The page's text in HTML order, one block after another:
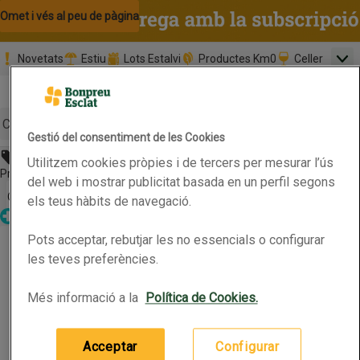
Omet i vés al contingut
Omet i vés a la cerca
Omet i vés al peu de pàgina
Novetats Estiu Lots Estalvi Productes Km0 Celler
Promoció clients nous
Botó del menú principal
Abans 14,49€
Preu rebaixat. Vàlid fins 13/07/2026
Obre-ho per veure una llista de les opcions d'ordenació
Ordena
Productes en oferta
BEAUTERRA Suavitzant reparador
Parafarmàcia
BEAUTERRA Suavitzant reparador
(14,49 € per article)
14,49 €
Afegeix
Gestió del consentiment de les Cookies
Utilitzem cookies pròpies i de tercers per mesurar l’ús
del web i mostrar publicitat basada en un perfil segons
els teus hàbits de navegació.
Pots acceptar, rebutjar les no essencials o configurar
les teves preferències.
Més informació a la Política de Cookies.
Configurar
Acceptar